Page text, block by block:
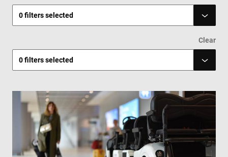
0filters selected
Clear
0filters selected